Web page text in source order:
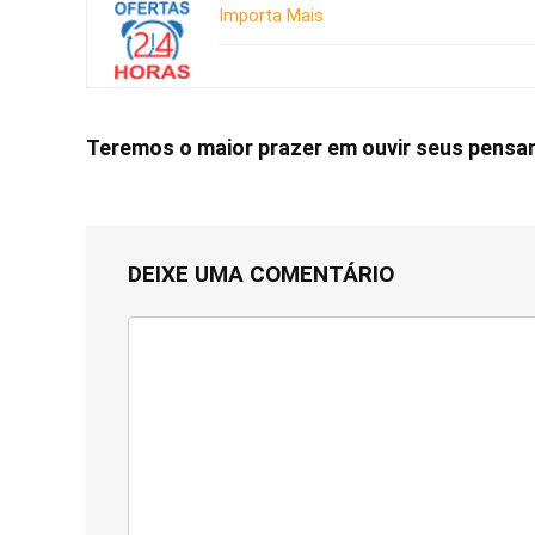
Importa Mais
Teremos o maior prazer em ouvir seus
DEIXE UMA COMENTÁRIO